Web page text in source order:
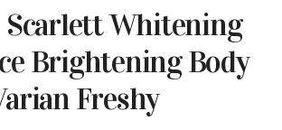
Scarlett Whitening
Brightening Body
Freshy